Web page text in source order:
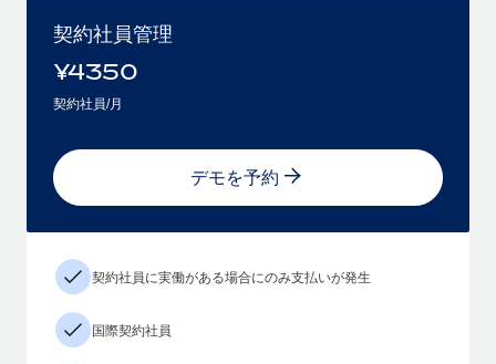
契約社員管理
¥4350
契約社員/月
デモを予約
契約社員に実働がある場合にのみ支払いが発生
国際契約社員